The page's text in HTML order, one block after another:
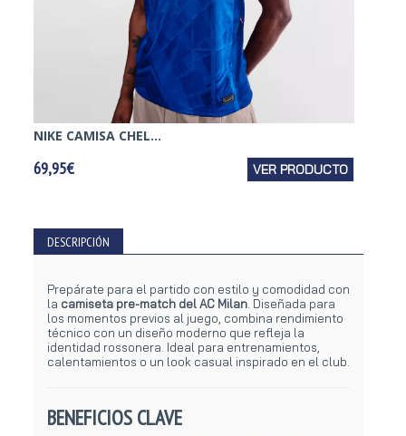
NIKE CAMISA CHEL...
69,95€ VER PRODUCTO
DESCRIPCIÓN
Prepárate para el partido con estilo y comodidad con
la camiseta pre-match del AC Milan . Diseñada para
los momentos previos al juego, combina rendimiento
técnico con un diseño moderno que refleja la
identidad rossonera. Ideal para entrenamientos,
calentamientos o un look casual inspirado en el club.
BENEFICIOS CLAVE